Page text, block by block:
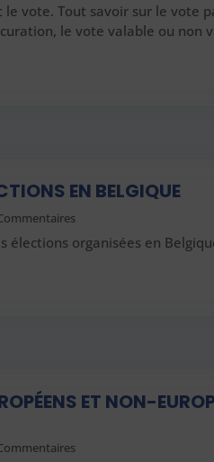
le vote. Tout savoir sur le vote
le vote valable ou non
EN BELGIQUE
élections organisées en
ET NON-